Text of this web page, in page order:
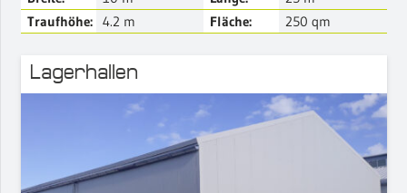
Traufhöhe:
4.2 m Fläche: 250 qm
Lagerhallen